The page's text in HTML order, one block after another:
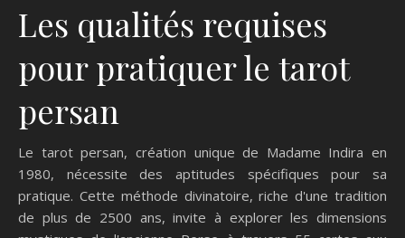
Les qualités requises
pour pratiquer le tarot
persan
Le tarot persan, création unique de Madame Indira en
1980, nécessite des aptitudes spécifiques pour sa
pratique. Cette méthode divinatoire, riche d'une tradition
de plus de 2500 ans, invite à explorer les dimensions